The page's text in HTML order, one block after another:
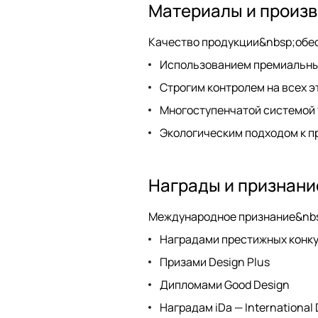
Материалы и
Качество
Использованием
Строгим контролем на всех
Многоступенчатой
Экологическим подходом к
Награды и
Международное
Наградами престижных
Призами Design Plus
Дипломами Good Design
Наградам iDa — International